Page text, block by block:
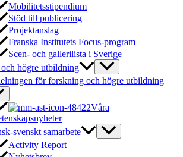
Mobilitetsstipendium
Stöd till publicering
Projektanslag
Franska Institutets Focus-program
Scen- och gallerilista i Sverige
högre utbildning
för forskning och högre utbildning
Våra
svenskt samarbete
Activity Report